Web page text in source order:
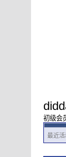
初级会
最近